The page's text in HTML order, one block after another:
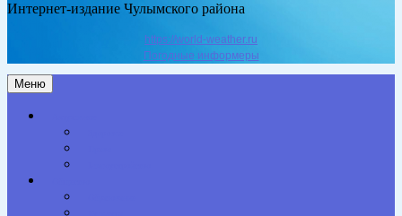
Интернет-издание Чулымского района
https://world-weather.ru
Погодные информеры
Меню